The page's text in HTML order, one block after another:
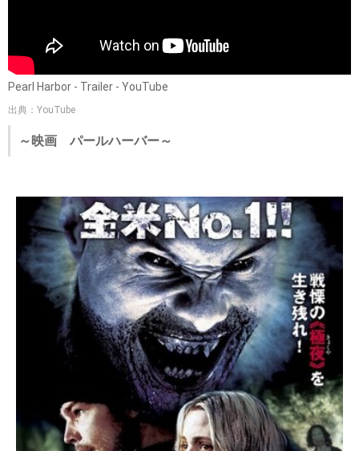
Pearl Harbor - Trailer - YouTube
出典：YouTube
～映画 パールハーバー～